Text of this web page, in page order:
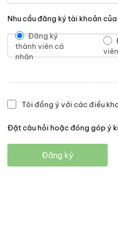
Nhu cầu đăng ký tài khoản
Đăng ký
thành viên cá
nhân
Tôi đồng ý với các điều
Đặt câu hỏi hoặc đóng góp ý
Đăng ký